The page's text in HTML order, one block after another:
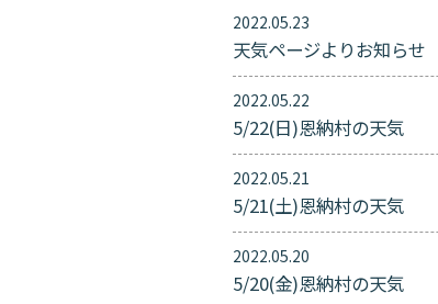
2022.05.23
天気ページよりお知らせ
2022.05.22
5/22(日)恩納村の天気
2022.05.21
5/21(土)恩納村の天気
2022.05.20
5/20(金)恩納村の天気